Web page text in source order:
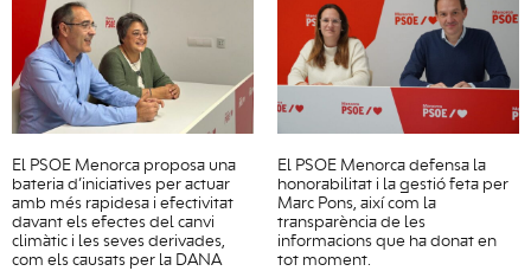
El PSOE Menorca proposa una
bateria d’iniciatives per actuar
amb més rapidesa i efectivitat
davant els efectes del canvi
climàtic i les seves derivades,
com els causats per la DANA
El PSOE Menorca defensa la
honorabilitat i la gestió feta per
Marc Pons, així com la
transparència de les
informacions que ha donat en
tot moment.